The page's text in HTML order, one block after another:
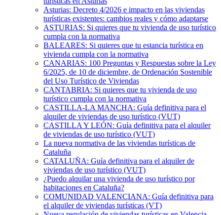
Asturias: Decreto 4/2026 e impacto en las viviendas
turísticas existentes: cambios reales y cómo adaptarse
ASTURIAS: Si quieres que tu vivienda de uso turístico
cumpla con la normativa
BALEARES: Si quieres que tu estancia turística en
vivienda cumpla con la normativa
CANARIAS: 100 Preguntas y Respuestas sobre la Ley
6/2025, de 10 de diciembre, de Ordenación Sostenible
del Uso Turístico de Viviendas
CANTABRIA: Si quieres que tu vivienda de uso
turístico cumpla con la normativa
CASTILLA-LA MANCHA: Guía definitiva para el
alquiler de viviendas de uso turístico (VUT)
CASTILLA Y LEÓN: Guía definitiva para el alquiler
de viviendas de uso turístico (VUT)
La nueva normativa de las viviendas turísticas de
Cataluña
CATALUÑA: Guía definitiva para el alquiler de
viviendas de uso turístico (VUT)
¿Puedo alquilar una vivienda de uso turístico por
habitaciones en Cataluña?
COMUNIDAD VALENCIANA: Guía definitiva para
el alquiler de viviendas turísticas (VT)